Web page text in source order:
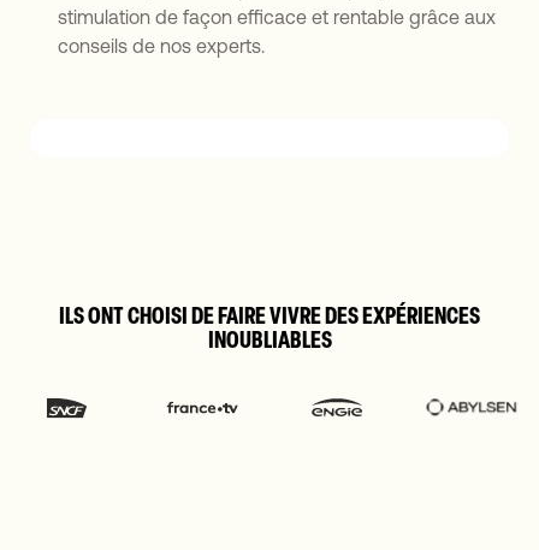
stimulation de façon efficace et rentable grâce aux
conseils de nos experts.
ILS ONT CHOISI DE FAIRE VIVRE DES EXPÉRIENCES
INOUBLIABLES